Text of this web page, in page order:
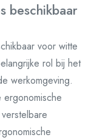
beschikbaar
voor witte
rol bij het
werkomgeving.